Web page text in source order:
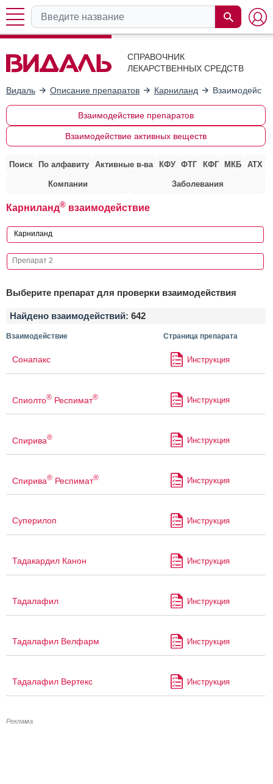
СПРАВОЧНИК
ЛЕКАРСТВЕННЫХ СРЕДСТВ
Видаль Описание препаратов Карниланд
Взаимодействие препаратов
Взаимодействие активных веществ
Поиск По алфавиту Активные в-ва КФУ ФТГ КФГ МКБ АТХ
Компании Заболевания
Карниланд® взаимодействие
Выберите препарат для проверки взаимодействия
Найдено взаимодействий: 642
Взаимодействие Страница препарата
Сонапакс Инструкция
Спиолто® Респимат® Инструкция
Спирива® Инструкция
Спирива® Респимат® Инструкция
Суперилоп Инструкция
Тадакардил Канон Инструкция
Тадалафил Инструкция
Тадалафил Велфарм Инструкция
Тадалафил Вертекс Инструкция
Реклама